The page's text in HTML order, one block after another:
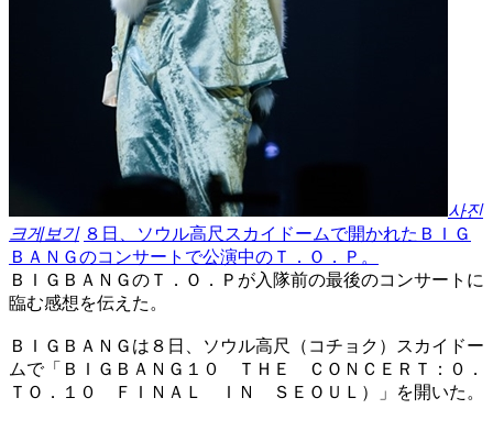
사진
크게보기 ８日、ソウル高尺スカイドームで開かれたＢＩＧ
ＢＡＮＧのコンサートで公演中のＴ．Ｏ．Ｐ。
ＢＩＧＢＡＮＧのＴ．Ｏ．Ｐが入隊前の最後のコンサートに
臨む感想を伝えた。
ＢＩＧＢＡＮＧは８日、ソウル高尺（コチョク）スカイドー
ムで「ＢＩＧＢＡＮＧ１０ ＴＨＥ ＣＯＮＣＥＲＴ：０．
ＴＯ．１０ ＦＩＮＡＬ ＩＮ ＳＥＯＵＬ）」を開いた。